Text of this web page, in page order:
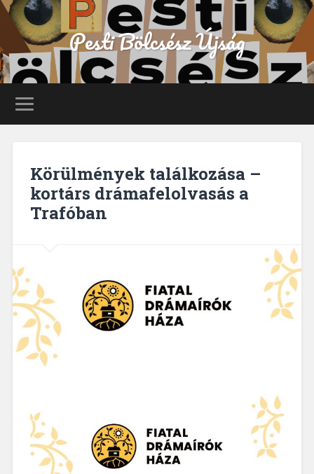
Pesti Bölcsész Újság
Körülmények találkozása –
kortárs drámafelolvasás a
Trafóban